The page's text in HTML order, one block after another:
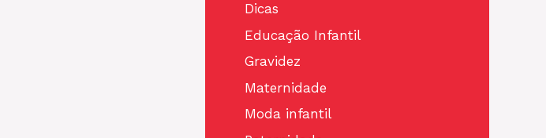
Dicas
Educação Infantil
Gravidez
Maternidade
Moda infantil